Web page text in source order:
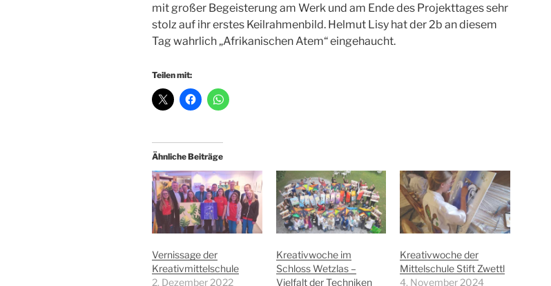
mit großer Begeisterung am Werk und am Ende des Projekttages sehr
stolz auf ihr erstes Keilrahmenbild. Helmut Lisy hat der 2b an diesem
Tag wahrlich „Afrikanischen Atem“ eingehaucht.
Teilen mit:
Ähnliche Beiträge
Vernissage der
Kreativmittelschule
2. Dezember 2022
Kreativwoche im
Schloss Wetzlas –
Vielfalt der Techniken
Kreativwoche der
Mittelschule Stift Zwettl
4. November 2024